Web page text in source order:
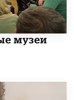
музеи